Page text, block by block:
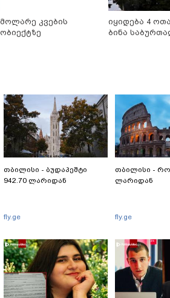
მოლარე კვების
ობიექტზე
იყიდება 4
ბინა
თბილისი - ბუდაპეშტი
942.70 ლარიდან
fly.ge
თბილისი -
ლარიდან
fly.ge